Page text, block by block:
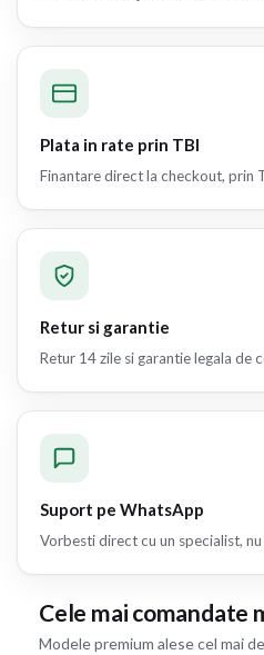
Plata in rate prin TBI
Finantare direct la checkout, prin
Retur si garantie
Retur 14 zile si garantie legala de
Suport pe WhatsApp
Vorbesti direct cu un specialist,
Cele mai comandate
Modele premium alese cel mai